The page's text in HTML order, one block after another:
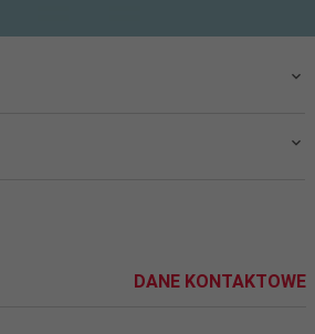
DANE KONTAKTOWE